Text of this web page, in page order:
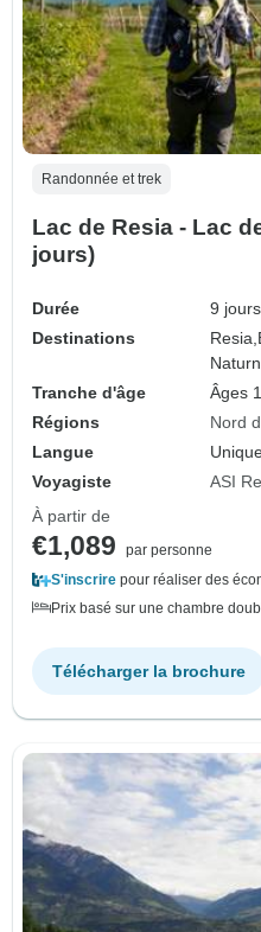
Randonnée et trek
Lac de Resia - Lac
jours)
Durée
9 jours
Destinations
Resia,
Tranche d'âge
Âges
Régions
Nord
Langue
Voyagiste
ASI
À partir de
€1,089
par personne
S'inscrire pour réaliser des
Prix basé sur une chambre
Télécharger la brochure